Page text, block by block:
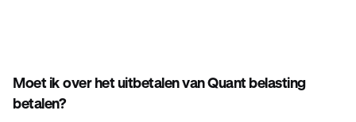
Moet ik over het uitbetalen van Quant belasting
betalen?